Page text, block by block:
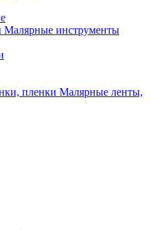
Малярные инструменты
Малярные ленты,